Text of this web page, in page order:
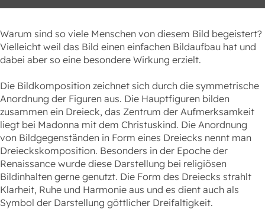
Warum sind so viele Menschen von diesem Bild begeistert?
Vielleicht weil das Bild einen einfachen Bildaufbau hat und
dabei aber so eine besondere Wirkung erzielt.
Die Bildkomposition zeichnet sich durch die symmetrische
Anordnung der Figuren aus. Die Hauptfiguren bilden
zusammen ein Dreieck, das Zentrum der Aufmerksamkeit
liegt bei Madonna mit dem Christuskind. Die Anordnung
von Bildgegenständen in Form eines Dreiecks nennt man
Dreieckskomposition. Besonders in der Epoche der
Renaissance wurde diese Darstellung bei religiösen
Bildinhalten gerne genutzt. Die Form des Dreiecks strahlt
Klarheit, Ruhe und Harmonie aus und es dient auch als
Symbol der Darstellung göttlicher Dreifaltigkeit.